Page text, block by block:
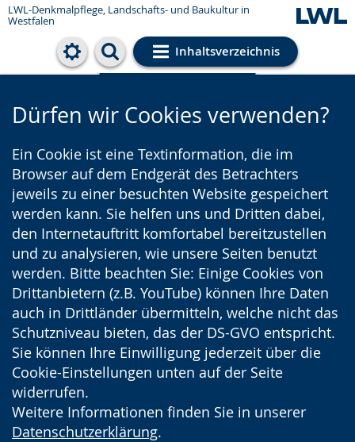
LWL-Denkmalpflege, Landschafts- und Baukultur in
Westfalen
Inhaltsverzeichnis
Cookie-Einstellungen
Dürfen wir Cookies verwenden?
Ein Cookie ist eine Textinformation, die im
Browser auf dem Endgerät des Betrachters
jeweils zu einer besuchten Website gespeichert
werden kann. Sie helfen uns und Dritten dabei,
den Internetauftritt komfortabel bereitzustellen
und zu analysieren, wie unsere Seiten benutzt
werden. Bitte beachten Sie: Einige Cookies von
Drittanbietern (z.B. YouTube) können Ihre Daten
auch in Drittländer übermitteln, welche nicht das
Schutzniveau bieten, das der DS-GVO entspricht.
Sie können Ihre Einwilligung jederzeit über die
Cookie-Einstellungen unten auf der Seite
widerrufen.
Weitere Informationen finden Sie in unserer
Datenschutzerklärung.